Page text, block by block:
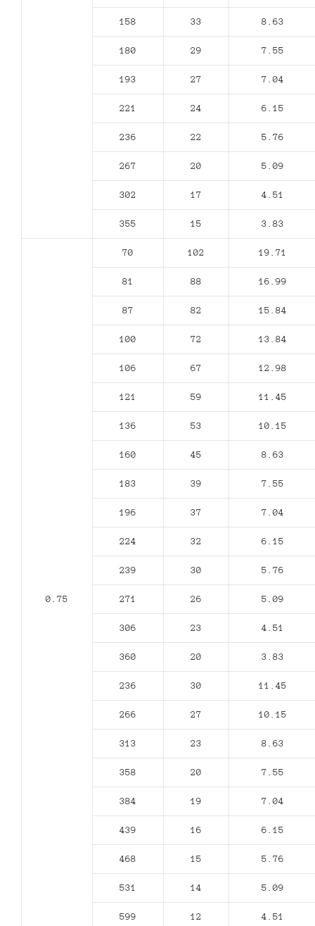
158 33 8.63
180 29 7.55
193 27 7.04
221 24 6.15
236 22 5.76
267 20 5.09
302 17 4.51
355 15 3.83
0.75
70 102 19.71
81 88 16.99
87 82 15.84
100 72 13.84
106 67 12.98
121 59 11.45
136 53 10.15
160 45 8.63
183 39 7.55
196 37 7.04
224 32 6.15
239 30 5.76
271 26 5.09
306 23 4.51
360 20 3.83
236 30 11.45
266 27 10.15
313 23 8.63
358 20 7.55
384 19 7.04
439 16 6.15
468 15 5.76
531 14 5.09
599 12 4.51